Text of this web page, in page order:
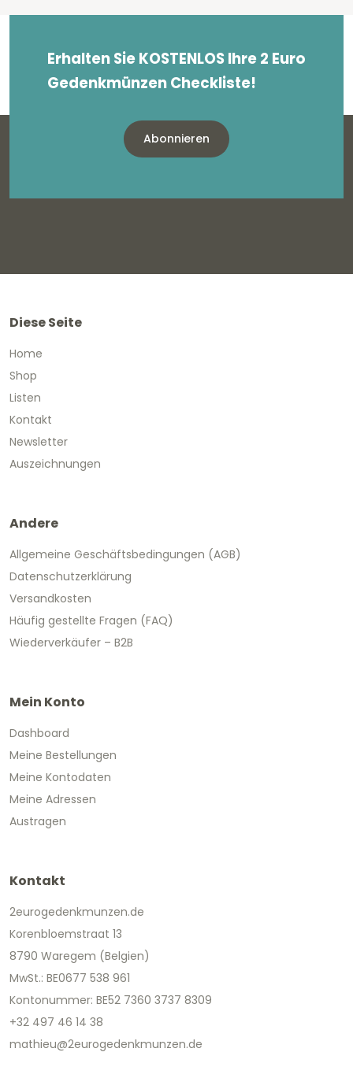
Erhalten Sie KOSTENLOS Ihre 2 Euro
Gedenkmünzen Checkliste!
Abonnieren
Diese Seite
Home
Shop
Listen
Kontakt
Newsletter
Auszeichnungen
Andere
Allgemeine Geschäftsbedingungen (AGB)
Datenschutzerklärung
Versandkosten
Häufig gestellte Fragen (FAQ)
Wiederverkäufer – B2B
Mein Konto
Dashboard
Meine Bestellungen
Meine Kontodaten
Meine Adressen
Austragen
Kontakt
2eurogedenkmunzen.de
Korenbloemstraat 13
8790 Waregem (Belgien)
MwSt.: BE0677 538 961
Kontonummer: BE52 7360 3737 8309
+32 497 46 14 38
mathieu@2eurogedenkmunzen.de